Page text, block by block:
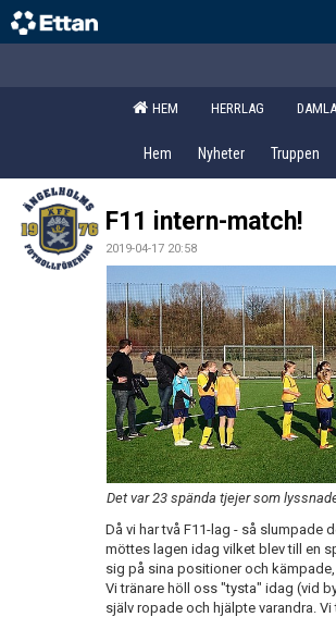
HEM HERRLAG
Hem Nyheter Truppen
F11 intern-match!
2019-04-17 20:58
Det var 23 spända tjejer som
Då vi har två F11-lag - så slumpade
möttes lagen idag vilket blev till en
sig på sina positioner och
Vi tränare höll oss "tysta" idag (vid
själv ropade och hjälpte varandra. Vi